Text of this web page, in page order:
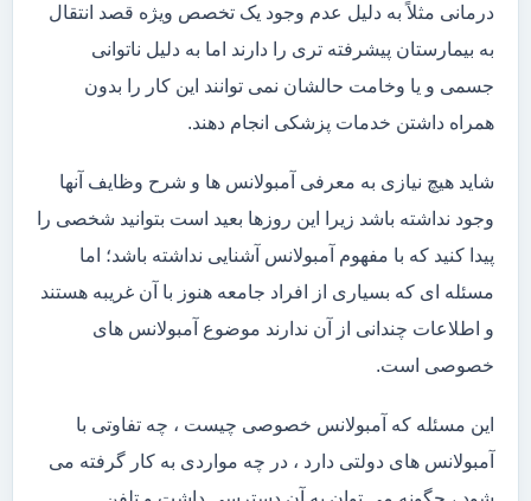
درمانی مثلاً به دلیل عدم وجود یک تخصص ویژه قصد انتقال
به بیمارستان پیشرفته تری را دارند اما به دلیل ناتوانی
جسمی و یا وخامت حالشان نمی توانند این کار را بدون
همراه داشتن خدمات پزشکی انجام دهند.
شاید هیچ نیازی به معرفی آمبولانس ها و شرح وظایف آنها
وجود نداشته باشد زیرا این روزها بعید است بتوانید شخصی را
پیدا کنید که با مفهوم آمبولانس آشنایی نداشته باشد؛ اما
مسئله ای که بسیاری از افراد جامعه هنوز با آن غریبه هستند
و اطلاعات چندانی از آن ندارند موضوع آمبولانس های
خصوصی است.
این مسئله که آمبولانس خصوصی چیست ، چه تفاوتی با
آمبولانس های دولتی دارد ، در چه مواردی به کار گرفته می